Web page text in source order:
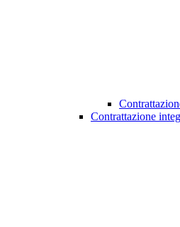
Contrattazione